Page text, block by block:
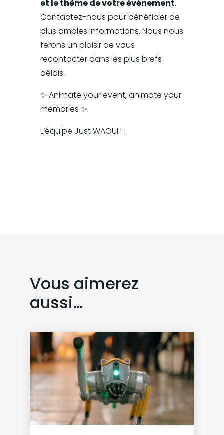
et le thème de votre événement.
Contactez-nous pour bénéficier de
plus amples informations. Nous nous
ferons un plaisir de vous
recontacter dans les plus brefs
délais.
✨ Animate your event, animate your
memories ✨
L’équipe Just WAOUH !
Vous aimerez
aussi…